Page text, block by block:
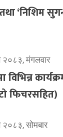
‘निशिम
२०८३, मंगलवार
विभिन्न
फिचरसहित)
२०८३, सोमबार